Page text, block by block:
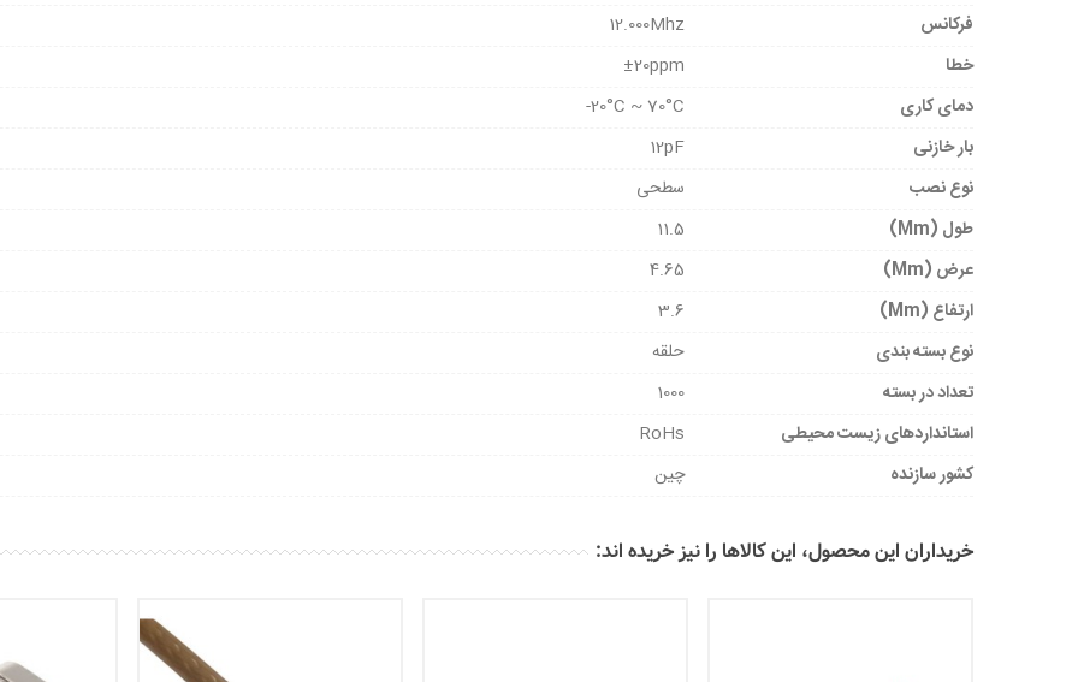
فرکانس
12.000Mhz
خطا
±20ppm
دمای کاری
20°C ~ 70°C-
بار خازنی
12pF
نوع نصب
سطحی
طول (mm)
11.5
عرض (mm)
4.65
ارتفاع (mm)
3.6
نوع بسته بندی
حلقه
تعداد در بسته
1000
استانداردهای زیست محیطی
RoHs
کشور سازنده
چین
خریداران این محصول، این کالاها را نیز خریده اند: